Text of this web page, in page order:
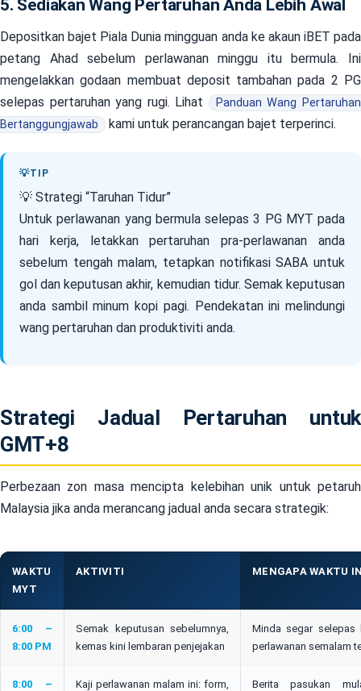
5. Sediakan Wang Pertaruhan Anda Lebih Awal
Depositkan bajet Piala Dunia mingguan anda ke akaun iBET pada
petang Ahad sebelum perlawanan minggu itu bermula. Ini
mengelakkan godaan membuat deposit tambahan pada 2 PG
selepas pertaruhan yang rugi. Lihat
Panduan Wang Pertaruhan
Bertanggungjawab
kami untuk perancangan bajet terperinci.
💡 Strategi “Taruhan Tidur”
Untuk perlawanan yang bermula selepas 3 PG MYT pada
hari kerja, letakkan pertaruhan pra-perlawanan anda
sebelum tengah malam, tetapkan notifikasi SABA untuk
gol dan keputusan akhir, kemudian tidur. Semak keputusan
anda sambil minum kopi pagi. Pendekatan ini melindungi
wang pertaruhan dan produktiviti anda.
Strategi Jadual Pertaruhan untuk
GMT+8
Perbezaan zon masa mencipta kelebihan unik untuk petaruh
Malaysia jika anda merancang jadual anda secara strategik:
WAKTU
MYT
AKTIVITI MENGAPA WAKTU
6:00 –
8:00 PM
Semak keputusan sebelumnya,
kemas kini lembaran penjejakan
Minda segar selepas
perlawanan semalam
8:00 –
Kaji perlawanan malam ini: form,
Berita pasukan